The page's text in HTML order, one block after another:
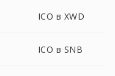
ICO в XWD
ICO в SNB